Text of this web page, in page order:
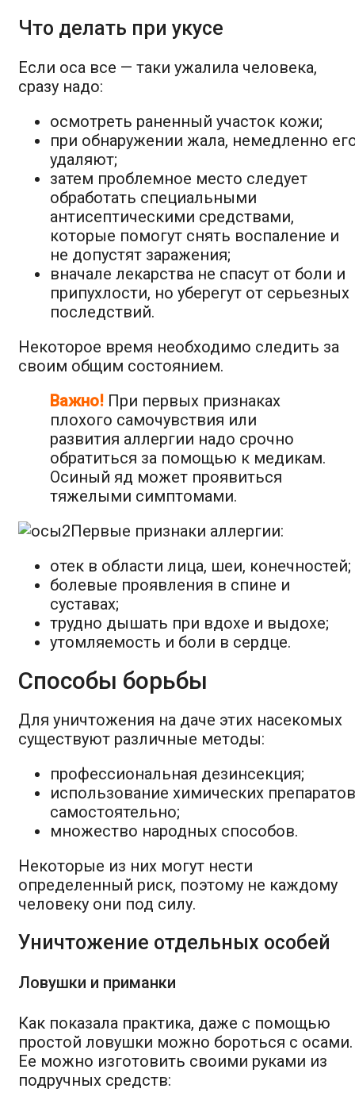
Что делать при укусе
Если оса все — таки ужалила человека,
сразу надо:
осмотреть раненный участок кожи;
при обнаружении жала, немедленно
удаляют;
затем проблемное место следует
обработать специальными
антисептическими средствами,
которые помогут снять воспаление и
не допустят заражения;
вначале лекарства не спасут от боли и
припухлости, но уберегут от серьезных
последствий.
Некоторое время необходимо следить за
своим общим состоянием.
Важно! При первых признаках
плохого самочувствия или
развития аллергии надо срочно
обратиться за помощью к медикам.
Осиный яд может проявиться
тяжелыми симптомами.
Первые признаки аллергии:
отек в области лица, шеи, конечностей;
болевые проявления в спине и
суставах;
трудно дышать при вдохе и выдохе;
утомляемость и боли в сердце.
Способы борьбы
Для уничтожения на даче этих насекомых
существуют различные методы:
профессиональная дезинсекция;
использование химических препаратов
самостоятельно;
множество народных способов.
Некоторые из них могут нести
определенный риск, поэтому не каждому
человеку они под силу.
Уничтожение отдельных особей
Ловушки и приманки
Как показала практика, даже с помощью
простой ловушки можно бороться с осами.
Ее можно изготовить своими руками из
подручных средств: